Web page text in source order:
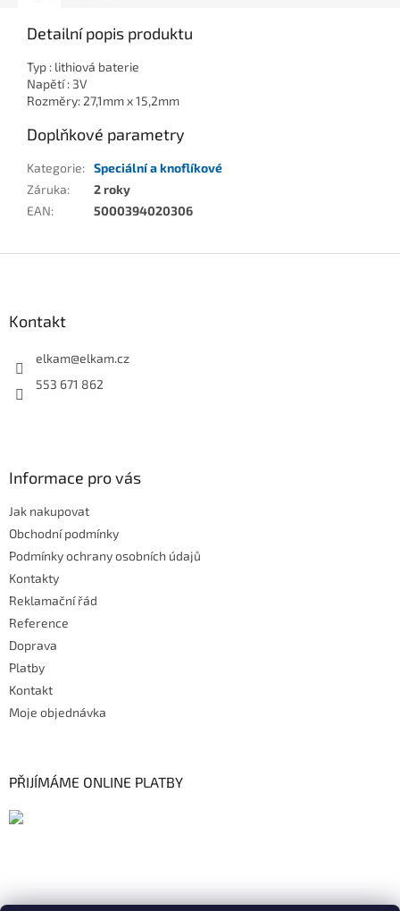
Detailní popis produktu
Typ : lithiová baterie
Napětí : 3V
Rozměry: 27,1mm x 15,2mm
Doplňkové parametry
Kategorie: Speciální a knoflíkové
Záruka:
2 roky
EAN: 5000394020306
Kontakt
elkam@elkam.cz
553 671 862
Informace pro vás
Jak nakupovat
Obchodní podmínky
Podmínky ochrany osobních údajů
Kontakty
Reklamační řád
Reference
Doprava
Platby
Kontakt
Moje objednávka
PŘIJÍMÁME ONLINE PLATBY